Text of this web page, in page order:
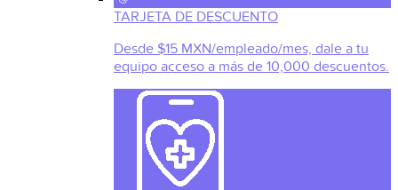
TARJETA DE DESCUENTO
Desde $15 MXN/empleado/mes, dale a tu
equipo acceso a más de 10,000 descuentos.